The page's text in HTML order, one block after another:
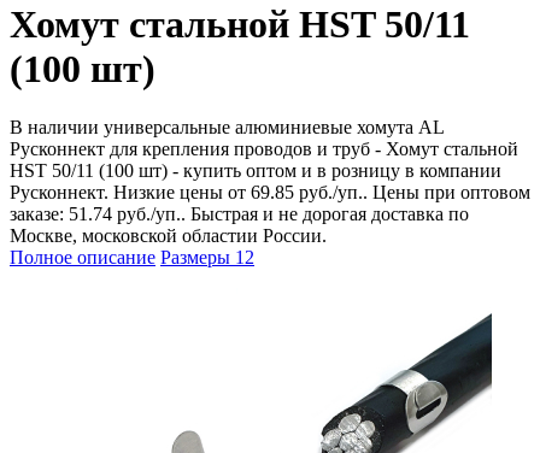
Хомут стальной HST 50/11
(100 шт)
В наличии универсальные алюминиевые хомута AL
Русконнект для крепления проводов и труб - Хомут стальной
HST 50/11 (100 шт) - купить оптом и в розницу в компании
Русконнект. Низкие цены от 69.85 руб./уп.. Цены при оптовом
заказе: 51.74 руб./уп.. Быстрая и не дорогая доставка по
Москве, московской областии России.
Полное описание Размеры 12